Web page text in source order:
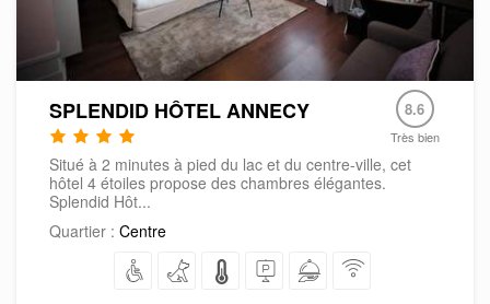
SPLENDID HÔTEL ANNECY 8.6
Très bien
Situé à 2 minutes à pied du lac et du centre-ville, cet
hôtel 4 étoiles propose des chambres élégantes.
Splendid Hôt...
Quartier : Centre